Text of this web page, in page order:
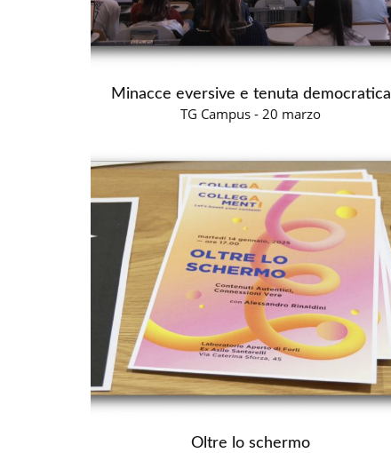
Minacce eversive e tenuta democratica
TG Campus - 20 marzo
Oltre lo schermo